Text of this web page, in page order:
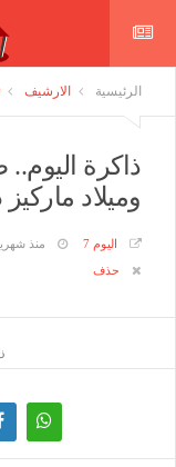
الرئيسية الارشيف
ذاكرة
وميلاد
اليوم 7 منذ
حذف